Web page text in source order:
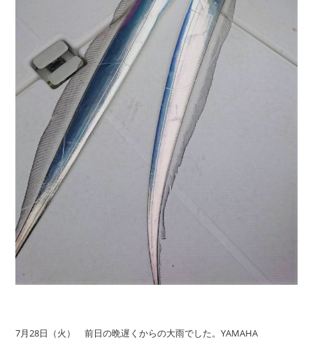
7月28日（火） 前日の晩遅くからの大雨でした。YAMAHA